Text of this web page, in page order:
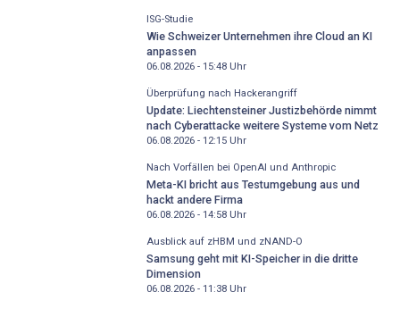
ISG-Studie
Wie Schweizer Unternehmen ihre Cloud an KI
anpassen
06.08.2026 - 15:48Uhr
Überprüfung nach Hackerangriff
Update: Liechtensteiner Justizbehörde nimmt
nach Cyberattacke weitere Systeme vom Netz
06.08.2026 - 12:15Uhr
Nach Vorfällen bei OpenAI und Anthropic
Meta-KI bricht aus Testumgebung aus und
hackt andere Firma
06.08.2026 - 14:58Uhr
Ausblick auf zHBM und zNAND-O
Samsung geht mit KI-Speicher in die dritte
Dimension
06.08.2026 - 11:38Uhr